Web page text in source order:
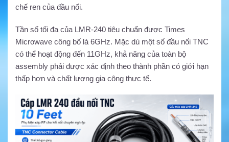
chế ren của đầu nối.
Tần số tối đa của LMR-240 tiêu chuẩn được Times
Microwave công bố là 6GHz. Mặc dù một số đầu nối TNC
có thể hoạt động đến 11GHz, khả năng của toàn bộ
assembly phải được xác định theo thành phần có giới hạn
thấp hơn và chất lượng gia công thực tế.